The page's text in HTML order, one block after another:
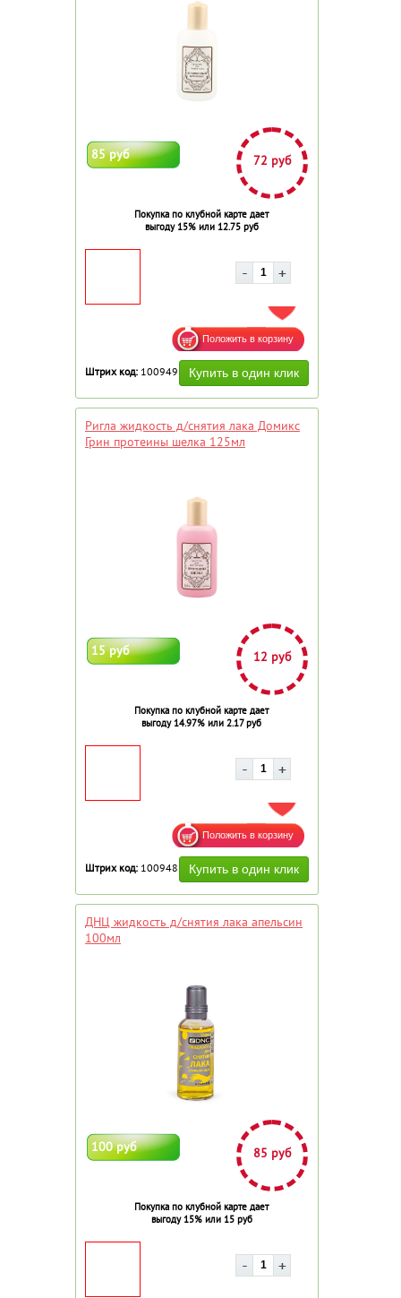
85 руб 72 руб
Покупка по клубной карте дает
выгоду 15% или 12.75 руб
ДОБАВИТЬ В ИЗБРАННОЕ
Штрих код: 100949
Ригла жидкость д/снятия лака Домикс
Грин протеины шелка 125мл
15 руб 12 руб
Покупка по клубной карте дает
выгоду 14.97% или 2.17 руб
ДОБАВИТЬ В ИЗБРАННОЕ
Штрих код: 100948
ДНЦ жидкость д/снятия лака апельсин
100мл
100 руб 85 руб
Покупка по клубной карте дает
выгоду 15% или 15 руб